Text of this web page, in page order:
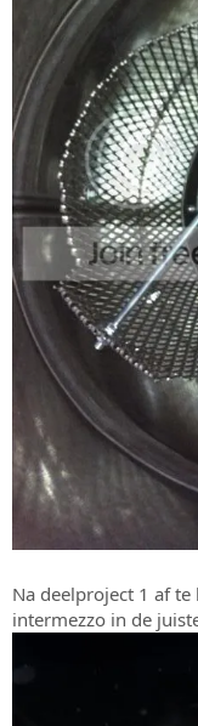
Na deelproject 1 af
intermezzo in de